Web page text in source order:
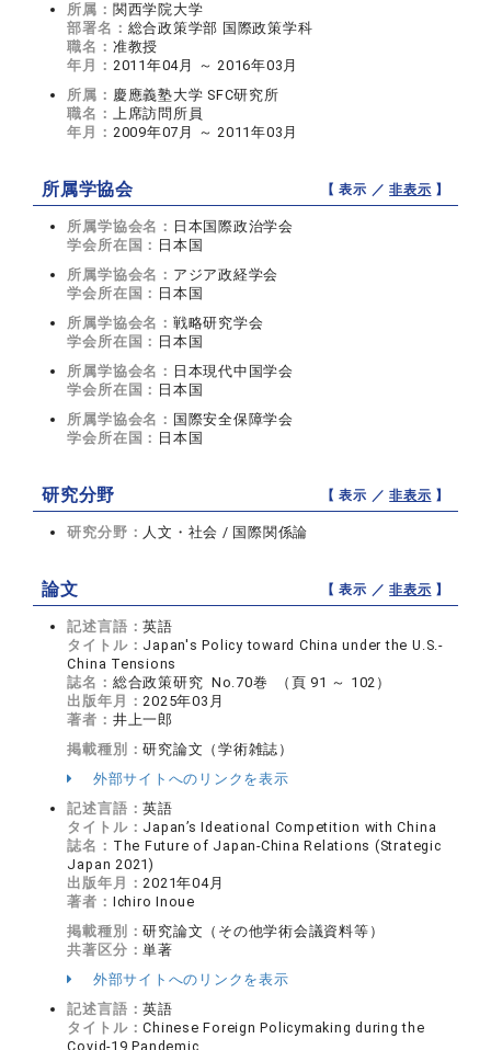
所属： 関西学院大学
部署名： 総合政策学部 国際政策学科
職名： 准教授
年月： 2011年04月 ～ 2016年03月
所属： 慶應義塾大学 SFC研究所
職名： 上席訪問所員
年月： 2009年07月 ～ 2011年03月
所属学協会 【 表示 ／非表示 】
所属学協会名： 日本国際政治学会
学会所在国： 日本国
所属学協会名： アジア政経学会
学会所在国： 日本国
所属学協会名： 戦略研究学会
学会所在国： 日本国
所属学協会名： 日本現代中国学会
学会所在国： 日本国
所属学協会名： 国際安全保障学会
学会所在国： 日本国
研究分野 【 表示 ／非表示 】
研究分野： 人文・社会 / 国際関係論
論文 【 表示 ／非表示 】
記述言語：英語
タイトル： Japan's Policy toward China under the U.S.-
China Tensions
誌名： 総合政策研究 No.70巻 （頁 91 ～ 102）
出版年月：2025年03月
著者： 井上一郎
掲載種別：研究論文（学術雑誌）
外部サイトへのリンクを表示
記述言語：英語
タイトル： Japan’s Ideational Competition with China
誌名： The Future of Japan-China Relations (Strategic
Japan 2021)
出版年月：2021年04月
著者： Ichiro Inoue
掲載種別：研究論文（その他学術会議資料等）
共著区分：単著
外部サイトへのリンクを表示
記述言語：英語
タイトル：Chinese Foreign Policymaking during the
Covid-19 Pandemic